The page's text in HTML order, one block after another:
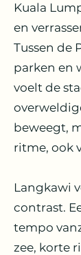
Kuala
en
Tussen de
parken en
voelt de
beweegt,
ritme, ook
Langkawi
contrast.
tempo
zee, korte